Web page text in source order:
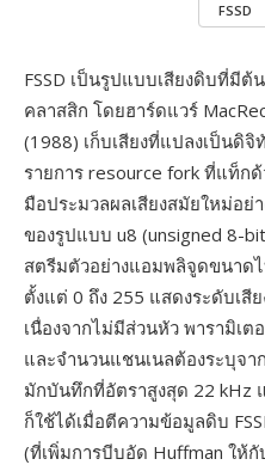
FSSD
FSSD เป็นรูปแบบเสียงดิบที่มีต้
คลาสสิก โดยฮาร์ดแวร์
(1988) เก็บเสียงที่แปลงเป็นดิ
รายการ resource fork ที่แท็กด้
มือประมวลผลเสียงสมัยใหม่อย่า
ของรูปแบบ u8 (unsigned 8-
สตรีมตัวอย่างแอมพลิจูดขนาด
ตั้งแต่ 0 ถึง 255 แสดงระดับเสี
เนื่องจากไม่มีส่วนหัว พารามิเต
และจำนวนแชนเนลต้องระบุจา
มักบันทึกที่อัตราสูงสุด 22 kHz
ก็ใช้ได้เมื่อตีความข้อมูลดิบ
(ที่เพิ่มการบีบอัด Huffman ให้